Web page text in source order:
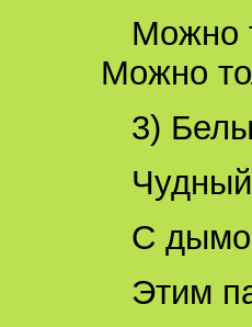
Можно
Можно
3)
С
Этим